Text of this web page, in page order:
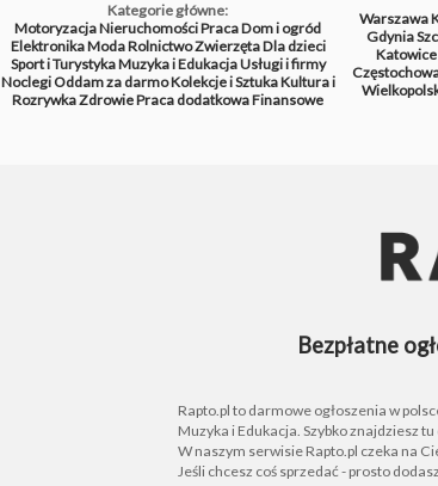
Kategorie główne:
MotoryzacjaNieruchomościPracaDom i ogród
ElektronikaModaRolnictwoZwierzętaDla dzieci
Sport i TurystykaMuzyka i EdukacjaUsługi i firmy
NoclegiOddam za darmoKolekcje i SztukaKultura i
RozrywkaZdrowiePraca dodatkowaFinansowe
Warszawa
Gdynia
Katowice
Bezpłatne
Rapto.pl to darmowe ogłoszenia w
Muzyka i Edukacja. Szybko znajdziesz
W naszym serwisie Rapto.pl czeka na
Jeśli chcesz coś sprzedać - prosto